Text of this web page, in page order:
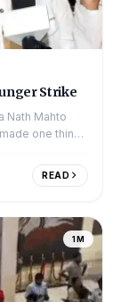
Strike
Nath Mahto
one thing
READ
1M